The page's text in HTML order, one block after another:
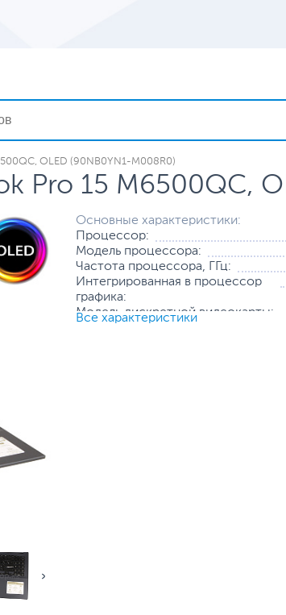
OLED (90NB0YN1-M008R0)
Pro 15 M6500QC,
Основные характеристики:
Процессор:
Модель процессора:
Частота процессора, ГГц:
Интегрированная в процессор
графика:
Модель дискретной видеокарты:
Все характеристики